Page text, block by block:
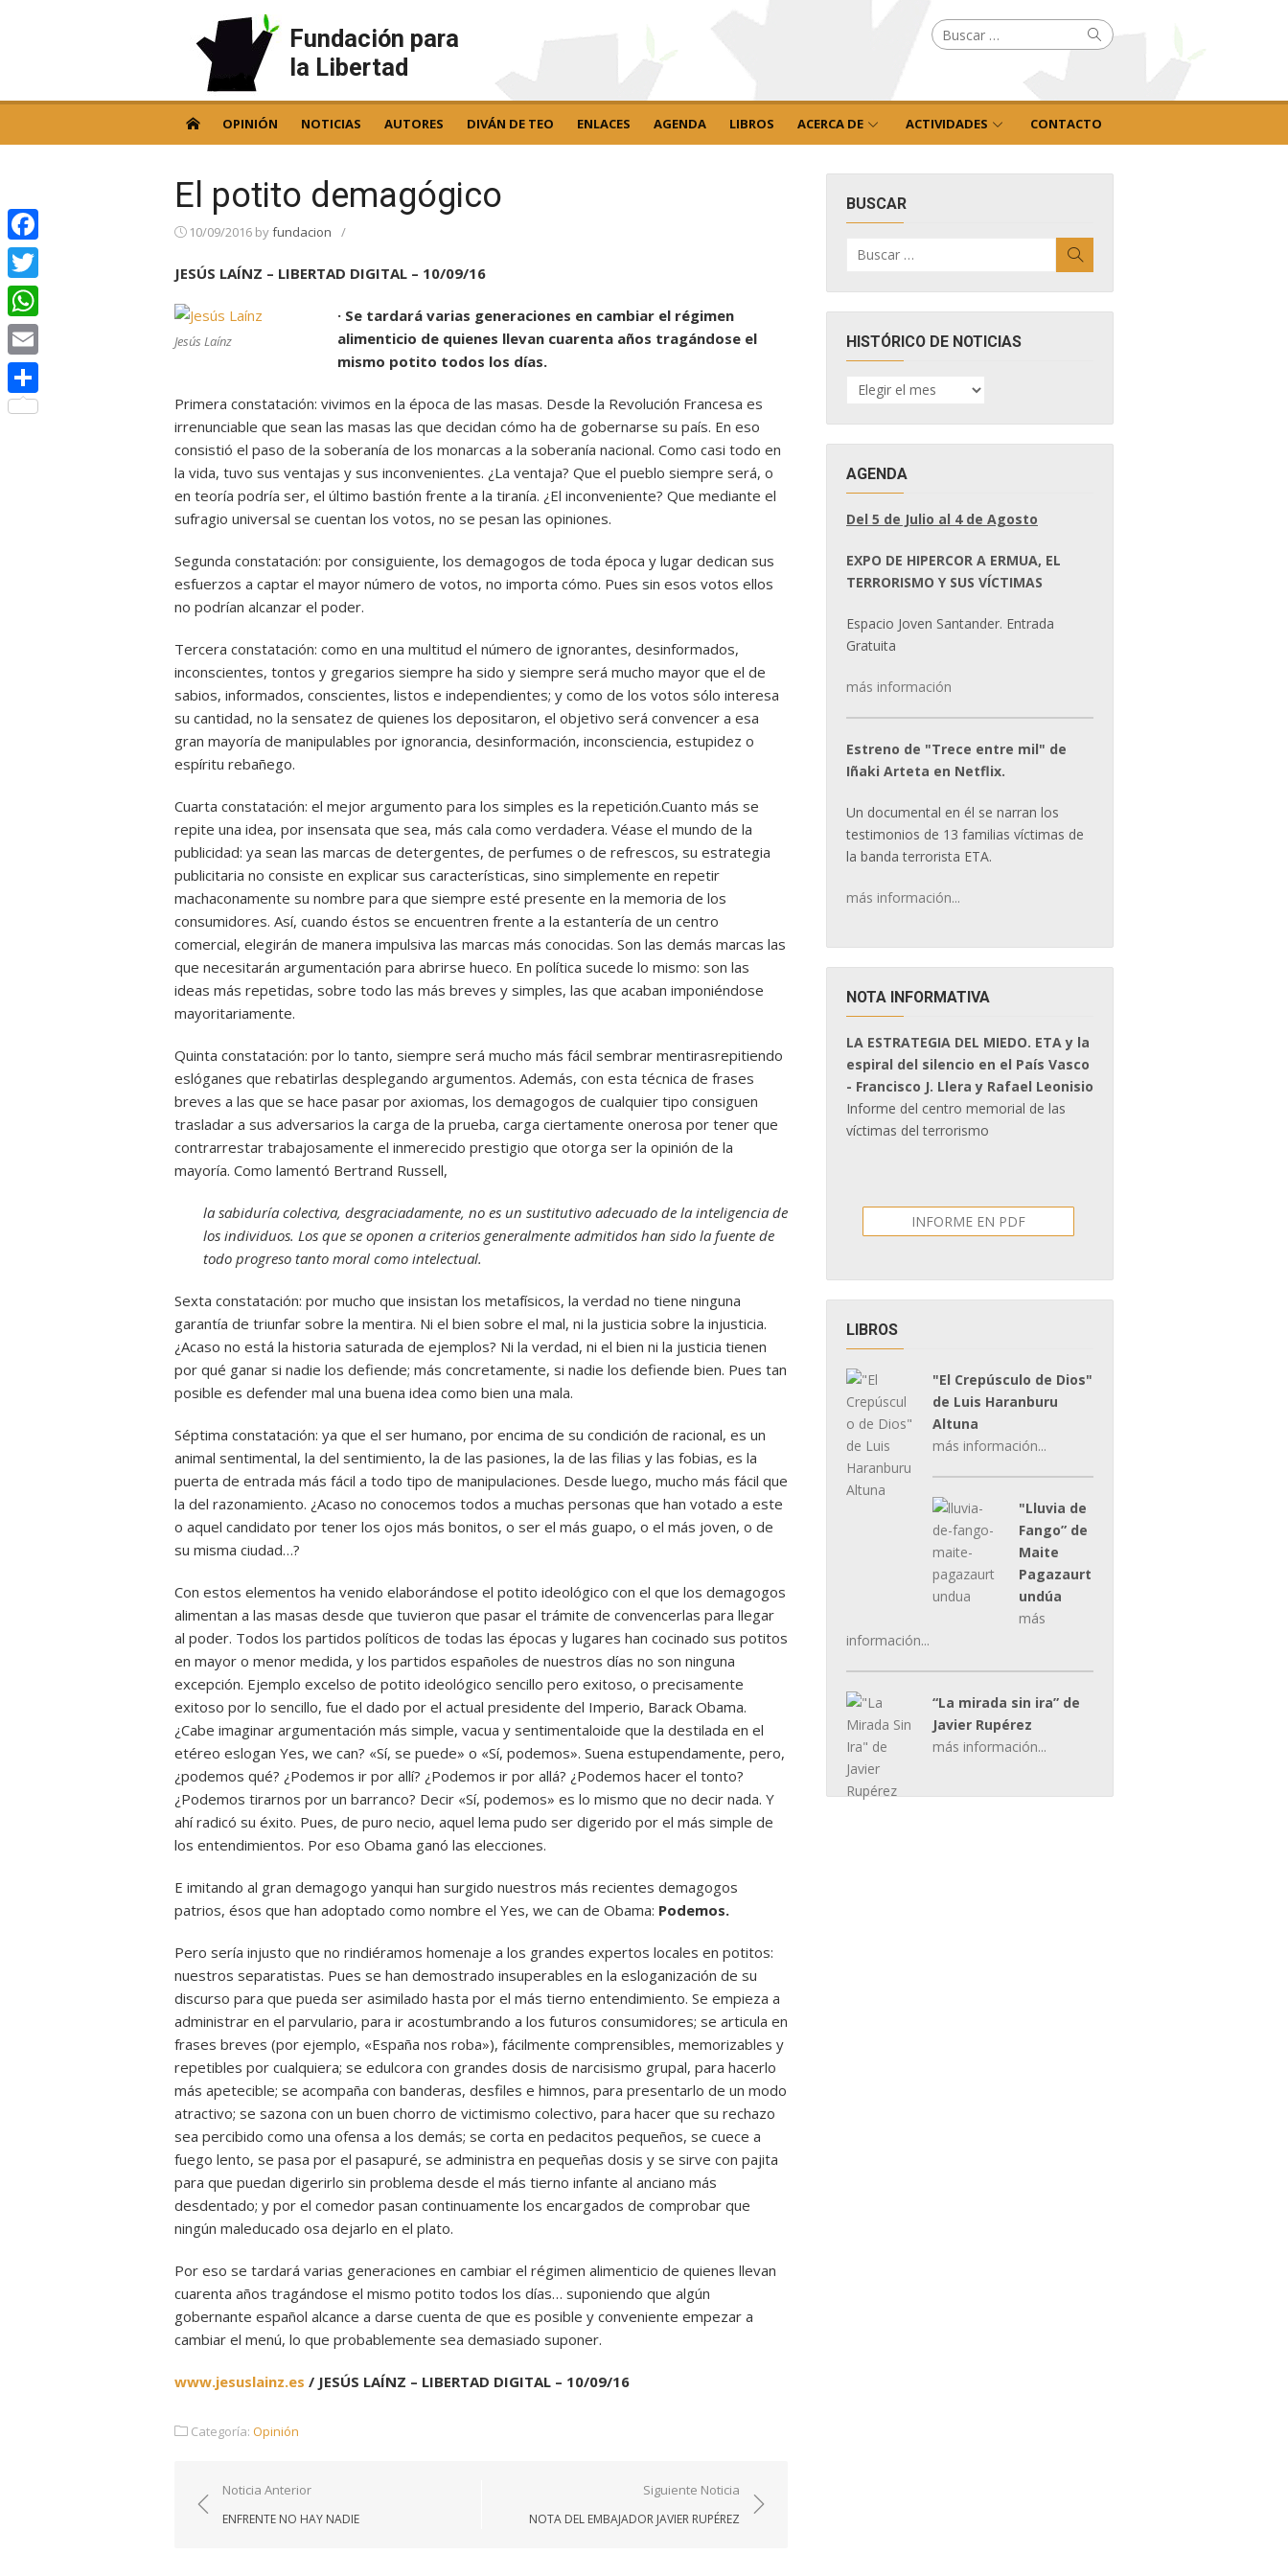
Fundación para
la Libertad
Buscar
por: Buscar
OPINIÓN NOTICIAS AUTORES DIVÁN DE TEO ENLACES AGENDA LIBROS ACERCA DE ACTIVIDADES CONTACTO
El potito demagógico
10/09/2016 byfundacion /
JESÚS LAÍNZ – LIBERTAD DIGITAL – 10/09/16
Jesús Laínz
· Se tardará varias generaciones en cambiar el régimen
alimenticio de quienes llevan cuarenta años tragándose el
mismo potito todos los días.
Primera constatación: vivimos en la época de las masas. Desde la Revolución Francesa es
irrenunciable que sean las masas las que decidan cómo ha de gobernarse su país. En eso
consistió el paso de la soberanía de los monarcas a la soberanía nacional. Como casi todo en
la vida, tuvo sus ventajas y sus inconvenientes. ¿La ventaja? Que el pueblo siempre será, o
en teoría podría ser, el último bastión frente a la tiranía. ¿El inconveniente? Que mediante el
sufragio universal se cuentan los votos, no se pesan las opiniones.
Segunda constatación: por consiguiente, los demagogos de toda época y lugar dedican sus
esfuerzos a captar el mayor número de votos, no importa cómo. Pues sin esos votos ellos
no podrían alcanzar el poder.
Tercera constatación: como en una multitud el número de ignorantes, desinformados,
inconscientes, tontos y gregarios siempre ha sido y siempre será mucho mayor que el de
sabios, informados, conscientes, listos e independientes; y como de los votos sólo interesa
su cantidad, no la sensatez de quienes los depositaron, el objetivo será convencer a esa
gran mayoría de manipulables por ignorancia, desinformación, inconsciencia, estupidez o
espíritu rebañego.
Cuarta constatación: el mejor argumento para los simples es la repetición.Cuanto más se
repite una idea, por insensata que sea, más cala como verdadera. Véase el mundo de la
publicidad: ya sean las marcas de detergentes, de perfumes o de refrescos, su estrategia
publicitaria no consiste en explicar sus características, sino simplemente en repetir
machaconamente su nombre para que siempre esté presente en la memoria de los
consumidores. Así, cuando éstos se encuentren frente a la estantería de un centro
comercial, elegirán de manera impulsiva las marcas más conocidas. Son las demás marcas las
que necesitarán argumentación para abrirse hueco. En política sucede lo mismo: son las
ideas más repetidas, sobre todo las más breves y simples, las que acaban imponiéndose
mayoritariamente.
Quinta constatación: por lo tanto, siempre será mucho más fácil sembrar mentirasrepitiendo
eslóganes que rebatirlas desplegando argumentos. Además, con esta técnica de frases
breves a las que se hace pasar por axiomas, los demagogos de cualquier tipo consiguen
trasladar a sus adversarios la carga de la prueba, carga ciertamente onerosa por tener que
contrarrestar trabajosamente el inmerecido prestigio que otorga ser la opinión de la
mayoría. Como lamentó Bertrand Russell,
la sabiduría colectiva, desgraciadamente, no es un sustitutivo adecuado de la inteligencia de
los individuos. Los que se oponen a criterios generalmente admitidos han sido la fuente de
todo progreso tanto moral como intelectual.
Sexta constatación: por mucho que insistan los metafísicos, la verdad no tiene ninguna
garantía de triunfar sobre la mentira. Ni el bien sobre el mal, ni la justicia sobre la injusticia.
¿Acaso no está la historia saturada de ejemplos? Ni la verdad, ni el bien ni la justicia tienen
por qué ganar si nadie los defiende; más concretamente, si nadie los defiende bien. Pues tan
posible es defender mal una buena idea como bien una mala.
Séptima constatación: ya que el ser humano, por encima de su condición de racional, es un
animal sentimental, la del sentimiento, la de las pasiones, la de las filias y las fobias, es la
puerta de entrada más fácil a todo tipo de manipulaciones. Desde luego, mucho más fácil que
la del razonamiento. ¿Acaso no conocemos todos a muchas personas que han votado a este
o aquel candidato por tener los ojos más bonitos, o ser el más guapo, o el más joven, o de
su misma ciudad…?
Con estos elementos ha venido elaborándose el potito ideológico con el que los demagogos
alimentan a las masas desde que tuvieron que pasar el trámite de convencerlas para llegar
al poder. Todos los partidos políticos de todas las épocas y lugares han cocinado sus potitos
en mayor o menor medida, y los partidos españoles de nuestros días no son ninguna
excepción. Ejemplo excelso de potito ideológico sencillo pero exitoso, o precisamente
exitoso por lo sencillo, fue el dado por el actual presidente del Imperio, Barack Obama.
¿Cabe imaginar argumentación más simple, vacua y sentimentaloide que la destilada en el
etéreo eslogan Yes, we can? «Sí, se puede» o «Sí, podemos». Suena estupendamente, pero,
¿podemos qué? ¿Podemos ir por allí? ¿Podemos ir por allá? ¿Podemos hacer el tonto?
¿Podemos tirarnos por un barranco? Decir «Sí, podemos» es lo mismo que no decir nada. Y
ahí radicó su éxito. Pues, de puro necio, aquel lema pudo ser digerido por el más simple de
los entendimientos. Por eso Obama ganó las elecciones.
E imitando al gran demagogo yanqui han surgido nuestros más recientes demagogos
patrios, ésos que han adoptado como nombre el Yes, we can de Obama: Podemos.
Pero sería injusto que no rindiéramos homenaje a los grandes expertos locales en potitos:
nuestros separatistas. Pues se han demostrado insuperables en la esloganización de su
discurso para que pueda ser asimilado hasta por el más tierno entendimiento. Se empieza a
administrar en el parvulario, para ir acostumbrando a los futuros consumidores; se articula en
frases breves (por ejemplo, «España nos roba»), fácilmente comprensibles, memorizables y
repetibles por cualquiera; se edulcora con grandes dosis de narcisismo grupal, para hacerlo
más apetecible; se acompaña con banderas, desfiles e himnos, para presentarlo de un modo
atractivo; se sazona con un buen chorro de victimismo colectivo, para hacer que su rechazo
sea percibido como una ofensa a los demás; se corta en pedacitos pequeños, se cuece a
fuego lento, se pasa por el pasapuré, se administra en pequeñas dosis y se sirve con pajita
para que puedan digerirlo sin problema desde el más tierno infante al anciano más
desdentado; y por el comedor pasan continuamente los encargados de comprobar que
ningún maleducado osa dejarlo en el plato.
Por eso se tardará varias generaciones en cambiar el régimen alimenticio de quienes llevan
cuarenta años tragándose el mismo potito todos los días… suponiendo que algún
gobernante español alcance a darse cuenta de que es posible y conveniente empezar a
cambiar el menú, lo que probablemente sea demasiado suponer.
www.jesuslainz.es / JESÚS LAÍNZ – LIBERTAD DIGITAL – 10/09/16
Categoría: Opinión
Navegación
de
Noticia Anterior
ENFRENTE NO HAY NADIE
Siguiente Noticia
NOTA DEL EMBAJADOR JAVIER RUPÉREZ
BUSCAR
por:
HISTÓRICO DE NOTICIAS
HISTÓRICO
DE
AGENDA
Del 5 de Julio al 4 de Agosto
EXPO DE HIPERCOR A ERMUA, EL
TERRORISMO Y SUS VÍCTIMAS
Espacio Joven Santander. Entrada
Gratuita
más información
Estreno de "Trece entre mil" de
Iñaki Arteta en Netflix.
Un documental en él se narran los
testimonios de 13 familias víctimas de
la banda terrorista ETA.
más información...
NOTA INFORMATIVA
LA ESTRATEGIA DEL MIEDO. ETA y la
espiral del silencio en el País Vasco
- Francisco J. Llera y Rafael Leonisio
Informe del centro memorial de las
víctimas del terrorismo
INFORME EN PDF
LIBROS
"El Crepúsculo de Dios"
de Luis Haranburu
Altuna
más información...
"Lluvia de
Fango” de
Maite
Pagazaurt
undúa
más
información...
“La mirada sin ira” de
Javier Rupérez
más información...
Facebook
Twitter
WhatsApp
Email
Compartir